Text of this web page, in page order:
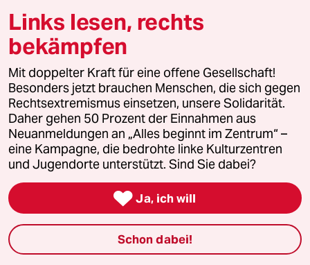
muss. Heute sind dafür Helfer vorgeschrieben!
Und dadurch werden Autos leider immer
größer und teurer.
S sollndas
13.06.2025 18:22 Uhr
@Bernd Simon:
Das ist doch gut für die
Verkehrswende. Je mehr Firlefanz
vorgeschrieben wird, um so teurer
werden die Autos, und über die
Reparaturkosten auch die
Haftpflichtversicherungen. Und je
teurer die Autos werden, um so
Links lesen, rechts
bekämpfen
Mit doppelter Kraft für eine offene Gesellschaft!
Besonders jetzt brauchen Menschen, die sich gegen
Rechtsextremismus einsetzen, unsere Solidarität.
Daher gehen 50 Prozent der Einnahmen aus
Neuanmeldungen an „Alles beginnt im Zentrum“ –
eine Kampagne, die bedrohte linke Kulturzentren
und Jugendorte unterstützt. Sind Sie dabei?
 Ja, ich will
Schon dabei!